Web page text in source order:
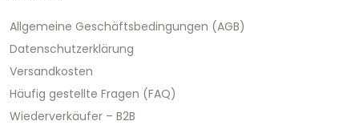
Allgemeine Geschäftsbedingungen (AGB)
Datenschutzerklärung
Versandkosten
Häufig gestellte Fragen (FAQ)
Wiederverkäufer – B2B